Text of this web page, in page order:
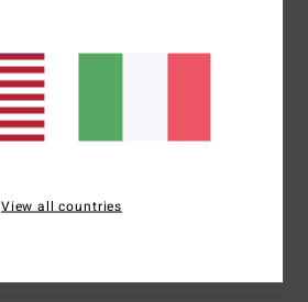
5 /5
View all countries